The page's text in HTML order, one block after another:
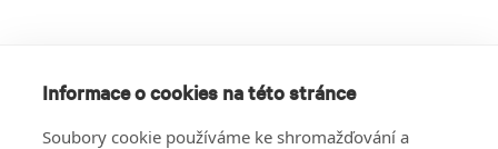
Informace o cookies na této stránce
Soubory cookie používáme ke shromažďování a